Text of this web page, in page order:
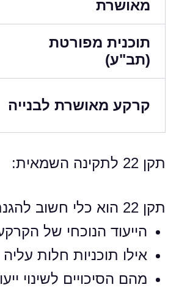
מאושרת
תוכנית מפורטת
(תב"ע)
קרקע מאושרת לבנייה
תקן 22 לתקינה השמאית:
תקן 22 הוא כלי חשוב להגנת משקיעים פרטיים. התקן מחייב חברות שיווק להציג דוח שמאי מפורט הכולל:
הייעוד הנוכחי של
אילו תוכניות חלות
מהם הסיכויים לשינוי